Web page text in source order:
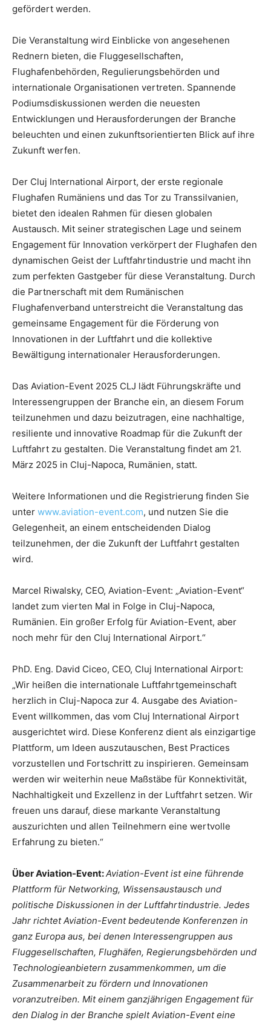
gefördert werden.
Die Veranstaltung wird Einblicke von angesehenen
Rednern bieten, die Fluggesellschaften,
Flughafenbehörden, Regulierungsbehörden und
internationale Organisationen vertreten. Spannende
Podiumsdiskussionen werden die neuesten
Entwicklungen und Herausforderungen der Branche
beleuchten und einen zukunftsorientierten Blick auf ihre
Zukunft werfen.
Der Cluj International Airport, der erste regionale
Flughafen Rumäniens und das Tor zu Transsilvanien,
bietet den idealen Rahmen für diesen globalen
Austausch. Mit seiner strategischen Lage und seinem
Engagement für Innovation verkörpert der Flughafen den
dynamischen Geist der Luftfahrtindustrie und macht ihn
zum perfekten Gastgeber für diese Veranstaltung. Durch
die Partnerschaft mit dem Rumänischen
Flughafenverband unterstreicht die Veranstaltung das
gemeinsame Engagement für die Förderung von
Innovationen in der Luftfahrt und die kollektive
Bewältigung internationaler Herausforderungen.
Das Aviation-Event 2025 CLJ lädt Führungskräfte und
Interessengruppen der Branche ein, an diesem Forum
teilzunehmen und dazu beizutragen, eine nachhaltige,
resiliente und innovative Roadmap für die Zukunft der
Luftfahrt zu gestalten. Die Veranstaltung findet am 21.
März 2025 in Cluj-Napoca, Rumänien, statt.
Weitere Informationen und die Registrierung finden Sie
unter www.aviation-event.com, und nutzen Sie die
Gelegenheit, an einem entscheidenden Dialog
teilzunehmen, der die Zukunft der Luftfahrt gestalten
wird.
Marcel Riwalsky, CEO, Aviation-Event: „Aviation-Event“
landet zum vierten Mal in Folge in Cluj-Napoca,
Rumänien. Ein großer Erfolg für Aviation-Event, aber
noch mehr für den Cluj International Airport.“
PhD. Eng. David Ciceo, CEO, Cluj International Airport:
„Wir heißen die internationale Luftfahrtgemeinschaft
herzlich in Cluj-Napoca zur 4. Ausgabe des Aviation-
Event willkommen, das vom Cluj International Airport
ausgerichtet wird. Diese Konferenz dient als einzigartige
Plattform, um Ideen auszutauschen, Best Practices
vorzustellen und Fortschritt zu inspirieren. Gemeinsam
werden wir weiterhin neue Maßstäbe für Konnektivität,
Nachhaltigkeit und Exzellenz in der Luftfahrt setzen. Wir
freuen uns darauf, diese markante Veranstaltung
auszurichten und allen Teilnehmern eine wertvolle
Erfahrung zu bieten.“
Über Aviation-Event:Aviation-Event ist eine führende
Plattform für Networking, Wissensaustausch und
politische Diskussionen in der Luftfahrtindustrie. Jedes
Jahr richtet Aviation-Event bedeutende Konferenzen in
ganz Europa aus, bei denen Interessengruppen aus
Fluggesellschaften, Flughäfen, Regierungsbehörden und
Technologieanbietern zusammenkommen, um die
Zusammenarbeit zu fördern und Innovationen
voranzutreiben. Mit einem ganzjährigen Engagement für
den Dialog in der Branche spielt Aviation-Event eine